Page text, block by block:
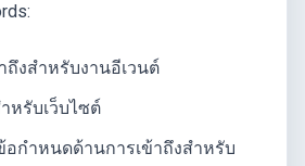
ถึงสำหรับงานอีเวนต์
หรับเว็บไซต์
กำหนดด้านการเข้าถึงสำหรับ